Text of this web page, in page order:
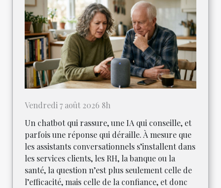
Vendredi 7 août 2026 8h
Un chatbot qui rassure, une IA qui conseille, et
parfois une réponse qui déraille. À mesure que
les assistants conversationnels s’installent dans
les services clients, les RH, la banque ou la
santé, la question n’est plus seulement celle de
l’efficacité, mais celle de la confiance, et donc